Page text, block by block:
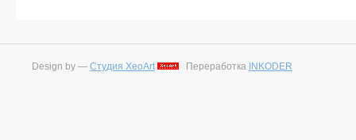
Design by — Студия XeoArt Переработка INKODER